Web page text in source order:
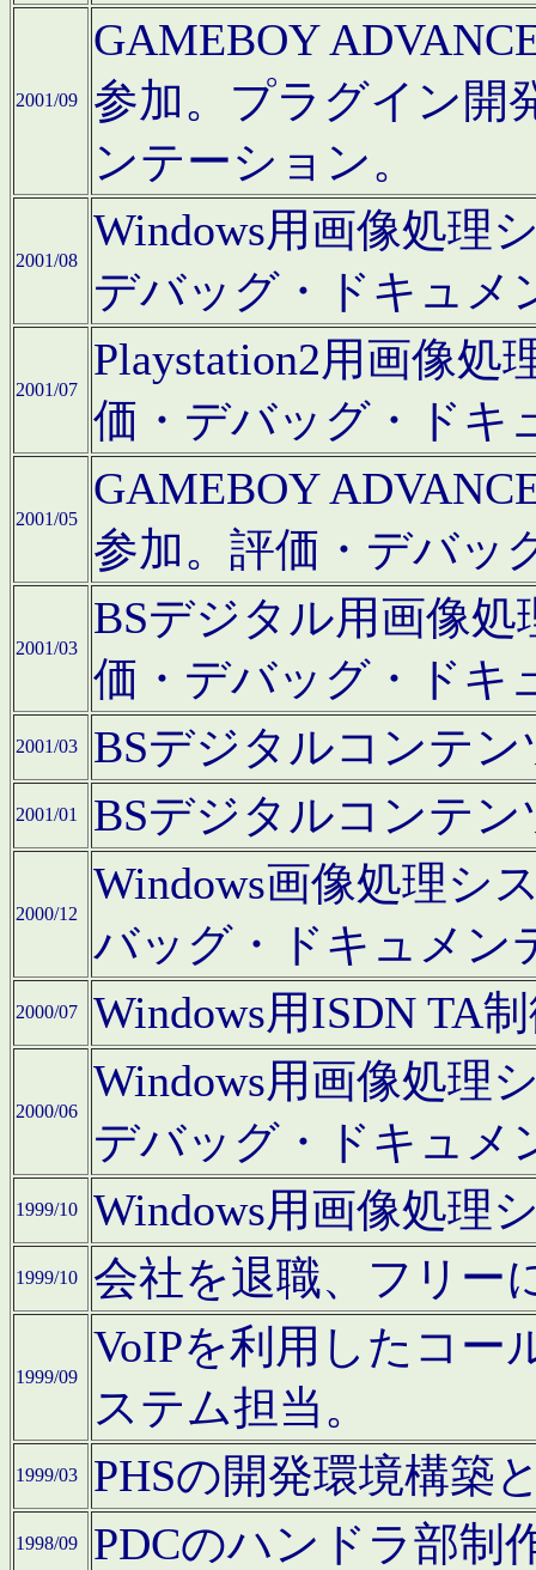
2001/09
GAMEBOY
参加。プラグイン開
ンテーション。
2001/08
Windows用画像処理
デバッグ・ドキュメ
2001/07
Playstation2用画像
価・デバッグ・ドキ
2001/05
GAMEBOY
参加。評価・デバッ
2001/03
BSデジタル用画像
価・デバッグ・ドキ
2001/03 BSデジタルコンテ
2001/01 BSデジタルコンテ
2000/12
Windows画像処理シ
バッグ・ドキュメン
2000/07 Windows用ISDN TA
2000/06
Windows用画像処理
デバッグ・ドキュメ
1999/10 Windows用画像処理
1999/10 会社を退職、フリー
1999/09
VoIPを利用したコー
ステム担当。
1999/03 PHSの開発環境構築
1998/09 PDCのハンドラ部制